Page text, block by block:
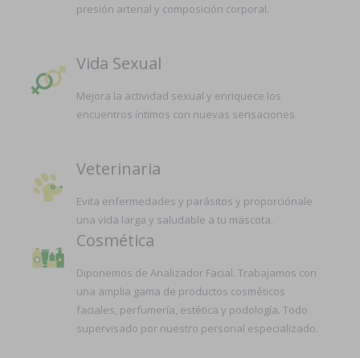
presión arterial y composición corporal.
Vida Sexual
Mejora la actividad sexual y enriquece los
encuentros íntimos con nuevas sensaciones.
Veterinaria
Evita enfermedades y parásitos y proporciónale
una vida larga y saludable a tu mascota.
Cosmética
Diponemos de Analizador Facial. Trabajamos con
una amplia gama de productos cosméticos
faciales, perfumería, estética y podología. Todo
supervisado por nuestro personal especializado.